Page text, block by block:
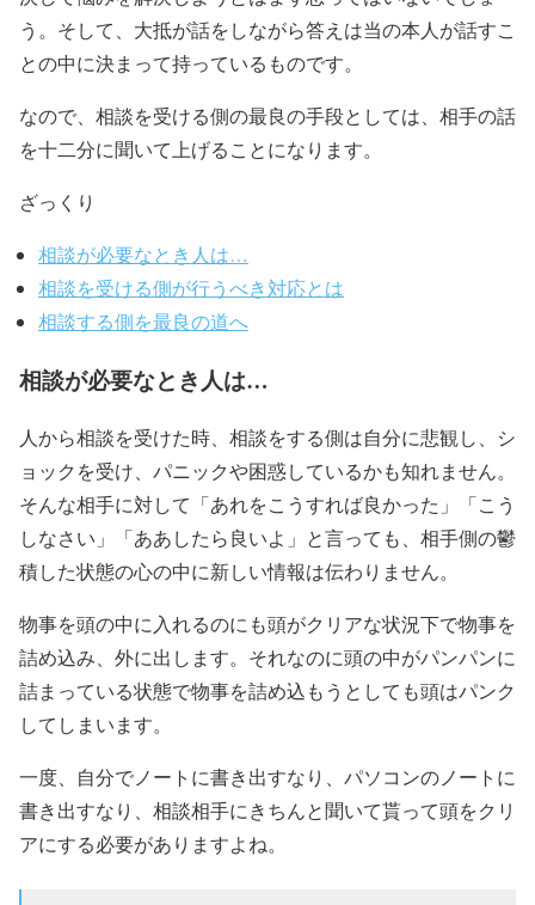
う。そして、大抵が話をしながら答えは当の本人が話すこ
との中に決まって持っているものです。
なので、相談を受ける側の最良の手段としては、相手の話
を十二分に聞いて上げることになります。
ざっくり
相談が必要なとき人は…
相談を受ける側が行うべき対応とは
相談する側を最良の道へ
相談が必要なとき人は…
人から相談を受けた時、相談をする側は自分に悲観し、シ
ョックを受け、パニックや困惑しているかも知れません。
そんな相手に対して「あれをこうすれば良かった」「こう
しなさい」「ああしたら良いよ」と言っても、相手側の鬱
積した状態の心の中に新しい情報は伝わりません。
物事を頭の中に入れるのにも頭がクリアな状況下で物事を
詰め込み、外に出します。それなのに頭の中がパンパンに
詰まっている状態で物事を詰め込もうとしても頭はパンク
してしまいます。
一度、自分でノートに書き出すなり、パソコンのノートに
書き出すなり、相談相手にきちんと聞いて貰って頭をクリ
アにする必要がありますよね。